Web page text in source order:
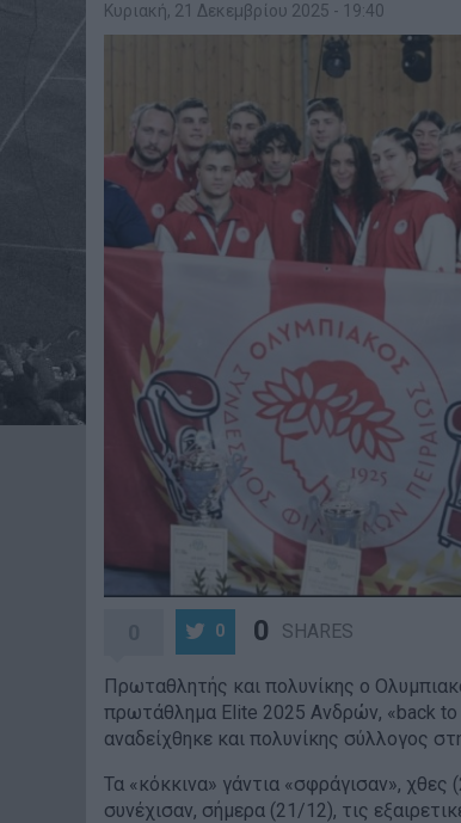
Κυριακή, 21 Δεκεμβρίου 2025 - 19:40
0 SHARES
0
Πρωταθλητής και πολυνίκης ο
πρωτάθλημα Elite 2025 Ανδρών, «back to
αναδείχθηκε και πολυνίκης σύλλογος
Τα «κόκκινα» γάντια «σφράγισαν»,
συνέχισαν, σήμερα (21/12), τις